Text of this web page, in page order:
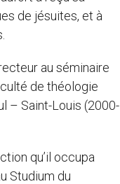
de jésuites, et à
au séminaire
de théologie
– Saint-Louis (2000-
qu’il occupa
Studium du